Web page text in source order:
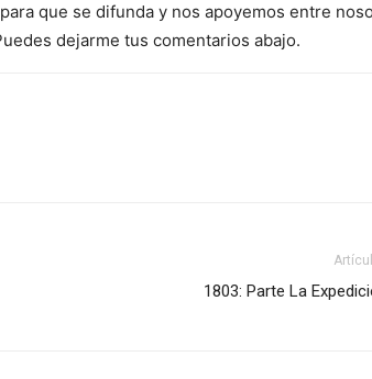
que se difunda y nos apoyemos entre
dejarme tus comentarios abajo.
1803: Parte La